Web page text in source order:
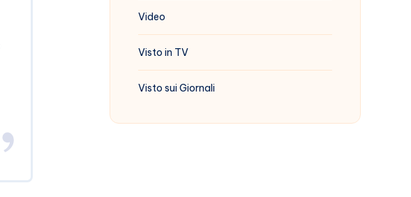
Video
Visto in TV
Visto sui Giornali